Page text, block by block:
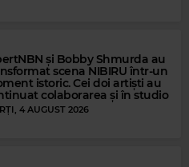
KISS
și Bobby Shmurda au
scena NIBIRU într-un
istoric. Cei doi artiști au
colaborarea și în studio
4 AUGUST 2026